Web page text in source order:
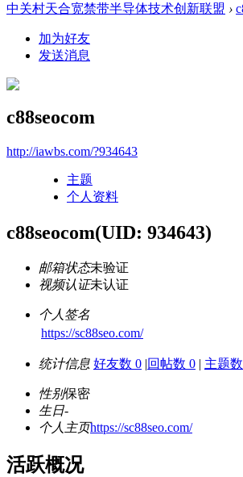
中关村天合宽禁带半导体技术创新联盟 ›
加为好友
发送消息
c88seocom
http://iawbs.com/?934643
主题
个人资料
c88seocom(UID: 934643)
邮箱状态未验证
视频认证未认证
个人签名
https://sc88seo.com/
统计信息 好友数 0 |回帖数 0 | 主题
性别保密
生日-
个人主页https://sc88seo.com/
活跃概况